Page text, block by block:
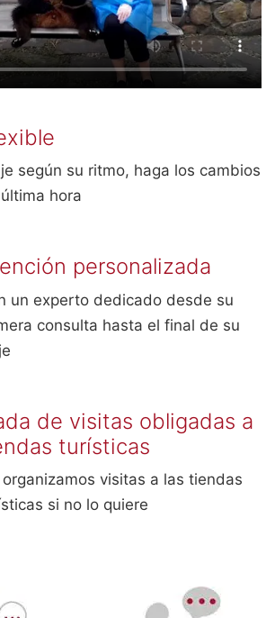
según su ritmo, haga los cambios
hora
personalizada
un experto dedicado desde su
consulta hasta el final de su
de visitas obligadas a
turísticas
organizamos visitas a las tiendas
si no lo quiere